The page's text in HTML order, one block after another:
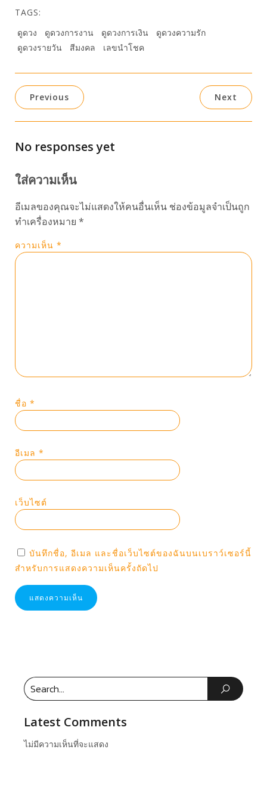
TAGS:
ดูดวง
ดูดวงการงาน ดูดวงการเงิน
ดูดวงความรัก
ดูดวงรายวัน
สีมงคล เลขนำโชค
Previous Next
No responses yet
ใส่ความเห็น
อีเมลของคุณจะไม่แสดงให้คนอื่นเห็น ช่องข้อมูลจำเป็นถูก
ทำเครื่องหมาย *
ความเห็น *
ชื่อ *
อีเมล *
เว็บไซต์
บันทึกชื่อ, อีเมล และชื่อเว็บไซต์ของฉันบนเบราว์เซอร์นี้
สำหรับการแสดงความเห็นครั้งถัดไป
Latest Comments
ไม่มีความเห็นที่จะแสดง